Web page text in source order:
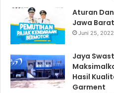
Aturan
Jawa
Juni 25, 2022
Jaya
Hasil
Garment